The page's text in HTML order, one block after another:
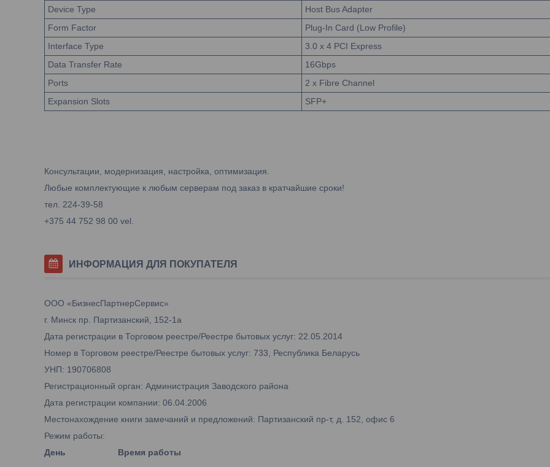
Device Type
Host Bus Adapter
Form Factor
Plug-In Card (Low Profile)
Interface Type
3.0 x 4 PCI Express
Data Transfer Rate
16Gbps
Ports
2 x Fibre Channel
Expansion Slots
SFP+
Консультации, модернизация, настройка, оптимизация.
Любые комплектующие к любым серверам под заказ в кратчайшие сроки!
тел. 224-39-58
+375 44 752 98 00 vel.
ИНФОРМАЦИЯ ДЛЯ ПОКУПАТЕЛЯ
ООО «БизнесПартнерСервис»
г. Минск пр. Партизанский, 152-1а
Дата регистрации в Торговом реестре/Реестре бытовых услуг: 22.05.2014
Номер в Торговом реестре/Реестре бытовых услуг: 733, Республика Беларусь
УНП: 190706808
Регистрационный орган: Администрация Заводского района
Дата регистрации компании: 06.04.2006
Местонахождение книги замечаний и предложений: Партизанский пр-т, д. 152, офис 6
Режим работы:
День
Время работы